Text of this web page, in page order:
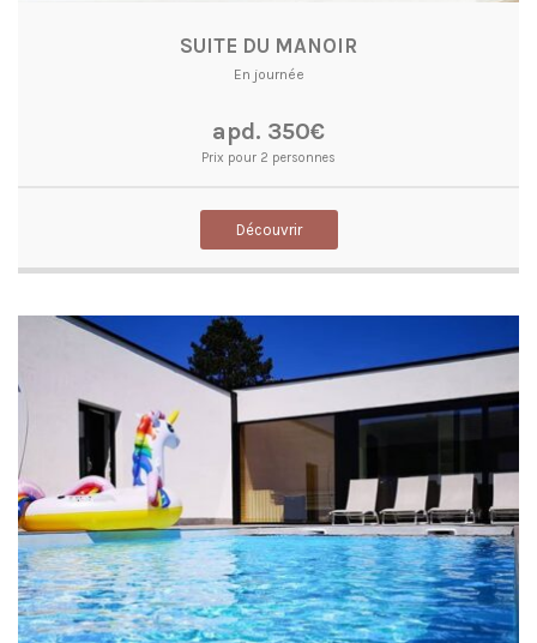
SUITE DU MANOIR
En journée
apd. 350€
Prix pour 2 personnes
Découvrir